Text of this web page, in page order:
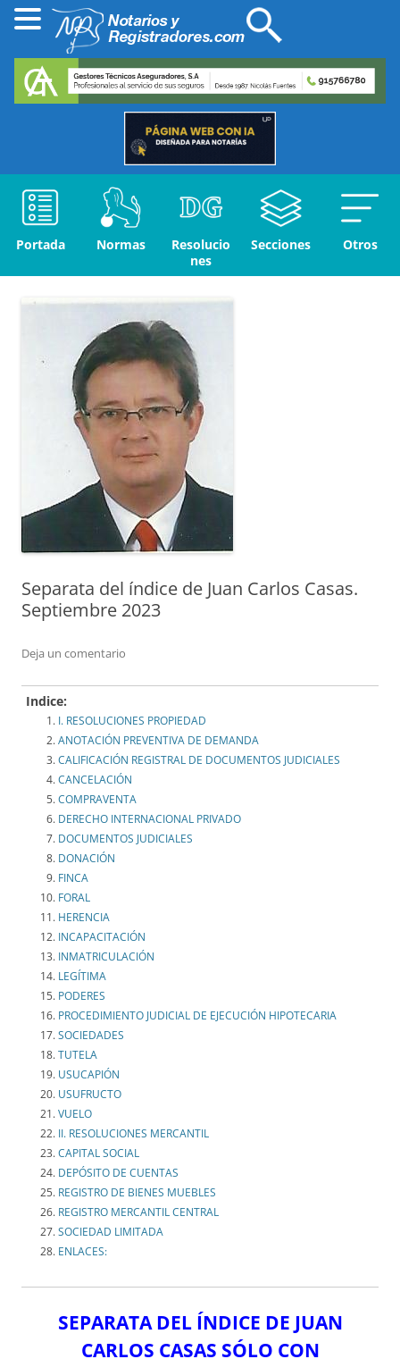
Portada Normas
Resolucio
nes
Secciones Otros
Separata del índice de Juan Carlos Casas.
Septiembre 2023
Deja un comentario
Indice:
I. RESOLUCIONES PROPIEDAD
ANOTACIÓN PREVENTIVA DE DEMANDA
CALIFICACIÓN REGISTRAL DE DOCUMENTOS JUDICIALES
CANCELACIÓN
COMPRAVENTA
DERECHO INTERNACIONAL PRIVADO
DOCUMENTOS JUDICIALES
DONACIÓN
FINCA
FORAL
HERENCIA
INCAPACITACIÓN
INMATRICULACIÓN
LEGÍTIMA
PODERES
PROCEDIMIENTO JUDICIAL DE EJECUCIÓN HIPOTECARIA
SOCIEDADES
TUTELA
USUCAPIÓN
USUFRUCTO
VUELO
II. RESOLUCIONES MERCANTIL
CAPITAL SOCIAL
DEPÓSITO DE CUENTAS
REGISTRO DE BIENES MUEBLES
REGISTRO MERCANTIL CENTRAL
SOCIEDAD LIMITADA
ENLACES:
SEPARATA DEL ÍNDICE DE JUAN
CARLOS CASAS SÓLO CON